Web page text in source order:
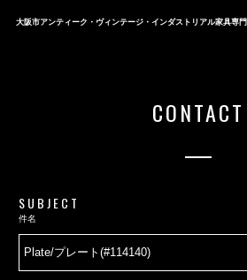
大阪市アンティーク・ヴィンテージ・インダストリアル家具専門
CONTACT
SUBJECT
件名